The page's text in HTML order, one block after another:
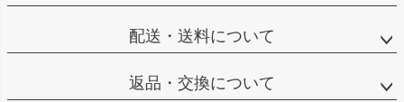
配送・送料について
返品・交換について